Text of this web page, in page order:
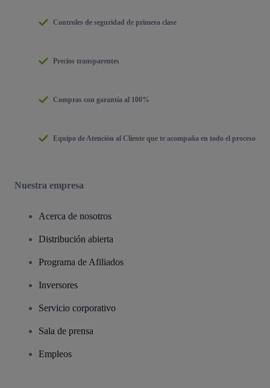
Controles de seguridad de primera clase
Precios transparentes
Compras con garantía al 100%
Equipo de Atención al Cliente que te acompaña en todo el proceso
Nuestra empresa
Acerca de nosotros
Distribución abierta
Programa de Afiliados
Inversores
Servicio corporativo
Sala de prensa
Empleos